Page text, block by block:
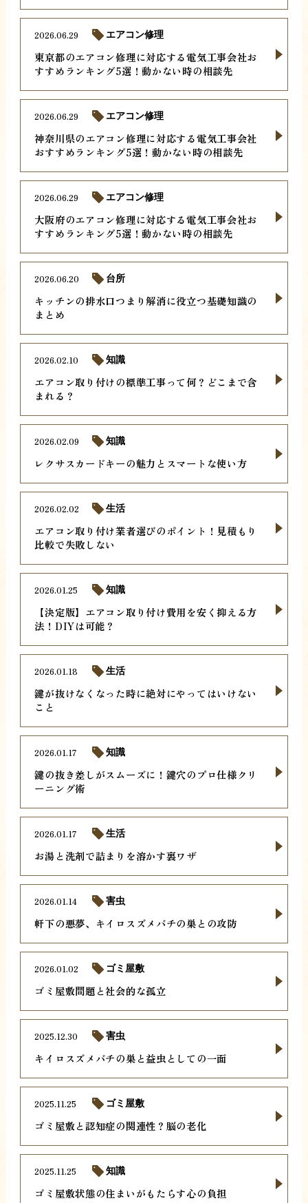
東京都のエアコン修理に対応する電気工事会社お
すすめランキング5選！動かない時の相談先
2026.06.29 エアコン修理
神奈川県のエアコン修理に対応する電気工事会社
おすすめランキング5選！動かない時の相談先
2026.06.29 エアコン修理
大阪府のエアコン修理に対応する電気工事会社お
すすめランキング5選！動かない時の相談先
2026.06.29 エアコン修理
キッチンの排水口つまり解消に役立つ基礎知識の
まとめ
2026.06.20 台所
エアコン取り付けの標準工事って何？どこまで含
まれる？
2026.02.10 知識
レクサスカードキーの魅力とスマートな使い方
2026.02.09 知識
エアコン取り付け業者選びのポイント！見積もり
比較で失敗しない
2026.02.02 生活
【決定版】エアコン取り付け費用を安く抑える方
法！DIYは可能？
2026.01.25 知識
鍵が抜けなくなった時に絶対にやってはいけない
こと
2026.01.18 生活
鍵の抜き差しがスムーズに！鍵穴のプロ仕様クリ
ーニング術
2026.01.17 知識
お湯と洗剤で詰まりを溶かす裏ワザ
2026.01.17 生活
軒下の悪夢、キイロスズメバチの巣との攻防
2026.01.14 害虫
ゴミ屋敷問題と社会的な孤立
2026.01.02 ゴミ屋敷
キイロスズメバチの巣と益虫としての一面
2025.12.30 害虫
ゴミ屋敷と認知症の関連性？脳の老化
2025.11.25 ゴミ屋敷
ゴミ屋敷状態の住まいがもたらす心の負担
2025.11.25 知識